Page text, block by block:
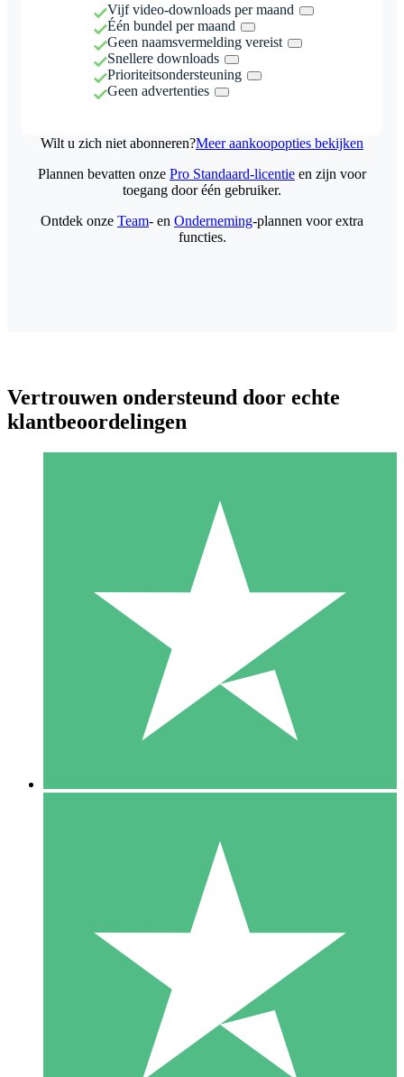
Vijf video-downloads per maand
Één bundel per maand
Geen naamsvermelding vereist
Snellere downloads
Prioriteitsondersteuning
Geen advertenties
Wilt u zich niet abonneren?Meer aankoopopties bekijken
Individuele Creditpakketten
Betaal per gebruik met downloadtegoeden. Geen maandelijkse
1000
10 Downloaden
20 00
Plannen bevatten onze Pro Standaard-licentie en zijn voor
toegang door één gebruiker.
Ontdek onze Team- en Onderneming-plannen voor extra
functies.
Vertrouwen ondersteund door echte
klantbeoordelingen